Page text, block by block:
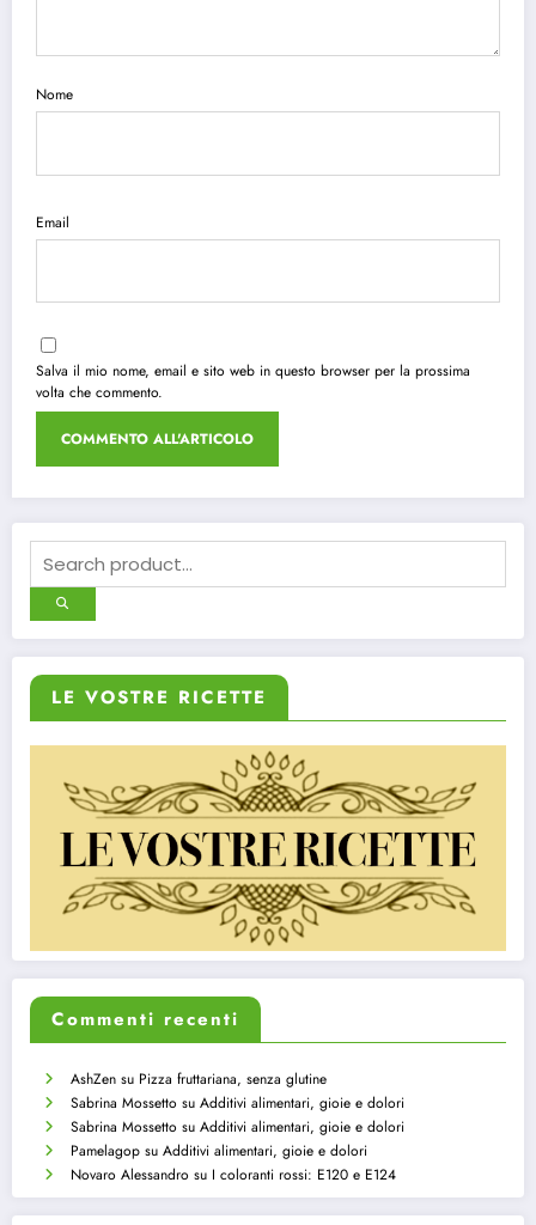
Nome
Email
Salva il mio nome, email e sito web in questo browser per la prossima
volta che commento.
LE VOSTRE RICETTE
Commenti recenti
AshZen su Pizza fruttariana, senza glutine
Sabrina Mossetto su Additivi alimentari, gioie e dolori
Sabrina Mossetto su Additivi alimentari, gioie e dolori
Pamelagop su Additivi alimentari, gioie e dolori
Novaro Alessandro su I coloranti rossi: E120 e E124